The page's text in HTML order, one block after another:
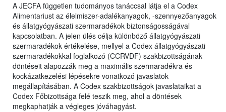
A JECFA független tudományos tanáccsal látja el a Codex
Alimentariust az élelmiszer-adalékanyagok, -szennyezőanyagok
és állatgyógyászati szermaradékok biztonságosságával
kapcsolatban. A jelen ülés célja különböző állatgyógyászati
szermaradékok értékelése, mellyel a Codex állatgyógyászati
szermaradékokkal foglalkozó (CCRVDF) szakbizottságának
döntéseit alapozzák meg a maximális szermaradékra és
kockázatkezelési lépésekre vonatkozó javaslatok
megállapításában. A Codex szakbizottságok javaslataikat a
Codex Főbizottsága felé teszik meg, ahol a döntések
megkaphatják a végleges jóváhagyást.